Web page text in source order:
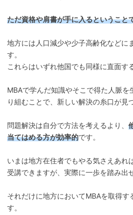
ただ資格や肩書が手に入るということ
地方には人口減少や少子高齢化などに
す。
これらはいずれ他国でも同様に直面す
MBAで学んだ知識やそこで得た人脈を
り組むことで、新しい解決の糸口が見
問題解決は自分で方法を考えるより、
当てはめる方が効率的です。
いまは地方在住者でもやる気さえあれ
受講できますが、実際に一歩を踏み出
それだけに地方においてMBAを取得す
す。